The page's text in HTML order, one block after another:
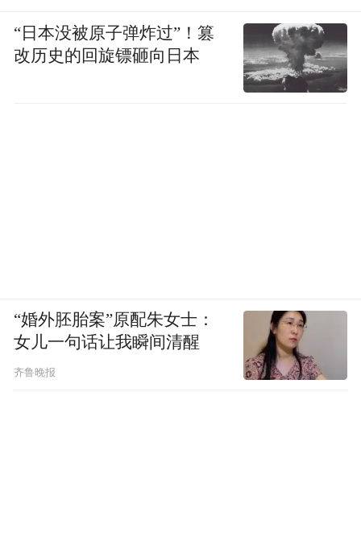
“日本没被原子弹炸过”！篡
改历史的回旋镖砸向日本
“婚外胚胎案”原配朱女士：
女儿一句话让我瞬间清醒
齐鲁晚报